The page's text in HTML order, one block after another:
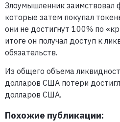
Злоумышленник заимствовал
которые затем покупал
они не достигнут 100% по
итоге он получал доступ к
обязательств.
Из общего объема
долларов США потери
долларов США.
Похожие публикации: